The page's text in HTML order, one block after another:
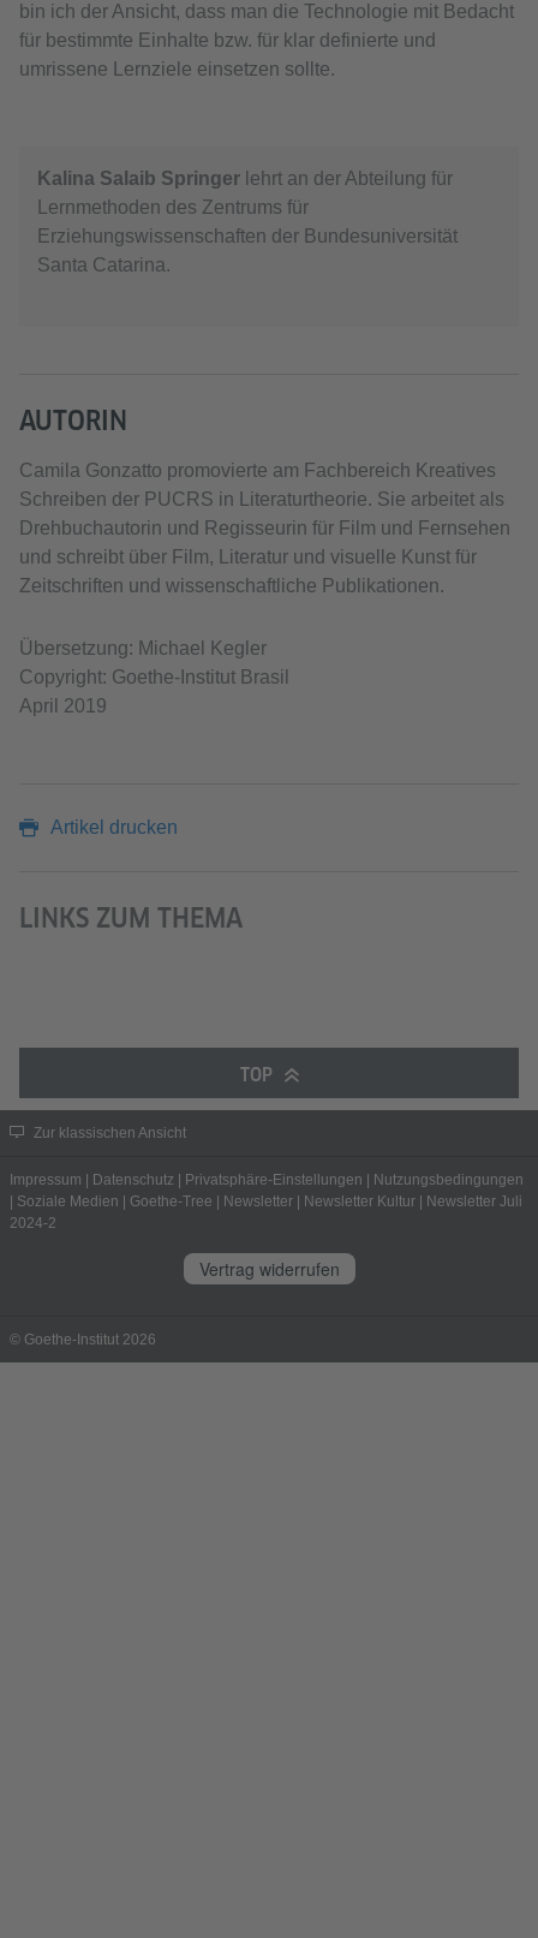
bin ich der Ansicht, dass man die Technologie mit Bedacht
für bestimmte Einhalte bzw. für klar definierte und
umrissene Lernziele einsetzen sollte.
Kalina Salaib Springer lehrt an der Abteilung für
Lernmethoden des Zentrums für
Erziehungswissenschaften der Bundesuniversität
Santa Catarina.
AUTORIN
Camila Gonzatto promovierte am Fachbereich Kreatives
Schreiben der PUCRS in Literaturtheorie. Sie arbeitet als
Drehbuchautorin und Regisseurin für Film und Fernsehen
und schreibt über Film, Literatur und visuelle Kunst für
Zeitschriften und wissenschaftliche Publikationen.
Übersetzung: Michael Kegler
Copyright: Goethe-Institut Brasil
April 2019
Artikel drucken
LINKS ZUM THEMA
TOP
Zur klassischen Ansicht
Impressum Datenschutz Privatsphäre-Einstellungen
Nutzungsbedingungen
Soziale Medien Goethe-Tree Newsletter Newsletter Kultur
Newsletter Juli
2024-2
Vertrag widerrufen
© Goethe-Institut 2026